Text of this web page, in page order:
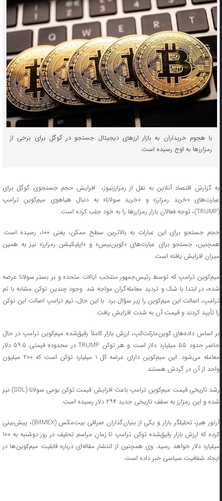
با هجوم خریداران به بازار ارزهای دیجیتال جستجو در گوگل برای برخی از
رمزارزها به اوج رسیده است.
به گزارش اقتصاد آنلاین به نقل از رمزارزنیوز، افزایش حجم جستجوی گوگل برای
عبارت‌های «خرید رمزارز» و «خرید سولانا» به دنبال هیاهوی میم‌کوین ترامپ
حجم جستجو برای این عبارات به بالاترین سطح ممکن، یعنی ۱۰۰، رسیده است.
همچنین، جستجو برای عبارت‌های «کوین‌بیس» و «اپلیکیشن رمزارز» نیز به همین
میزان افزایش یافته است.
میم‌کوین ترامپ که توسط رئیس‌جمهور منتخب ایالات متحده و بر بستر سولانا عرضه
شده، در ابتدا با شک و تردید معامله‌گران مواجه شد. وجود چندین توکن مشابه با تم
ترامپ، اصالت این میم‌کوین را زیر سؤال برد. با این حال، تیم ترامپ اصالت این توکن
را تأیید کردند و قیمت آن به شدت افزایش یافت.
بر اساس داده‌های کوین‌مارکت‌کپ، ارزش بازار کاملاً رقیق‌شده میم‌کوین ترامپ در حال
حاضر حدود ۵۵ میلیارد دلار است و هر توکن TRUMP در محدوده قیمتی ۵۹.۵ دلار
معامله می‌شود. این میم‌کوین دارای عرضه کل ۱ میلیارد توکن است که ۲۰۰ میلیون
واحد از آن در گردش هستند.
رشد تاریخی قیمت میم‌کوین ترامپ باعث افزایش قیمت توکن بومی سولانا (SOL) نیز
شده و این رمزارز به سقف تاریخی جدید ۲۹۴ دلار رسیده است.
آرتور هیز، تحلیلگر بازار و یکی از بنیان‌گذاران صرافی بیت‌مکس (BitMEX)، پیش‌بینی
کرده که ارزش بازار رقیق‌شده توکن ترامپ تا زمان مراسم تحلیف در روز دوشنبه به ۱۰۰
میلیارد دلار خواهد رسید. وی همچنین از انتشار مقاله‌ای درباره قابلیت میم‌کوین‌ها در
ایجاد شفافیت سیاسی خبر داده است.